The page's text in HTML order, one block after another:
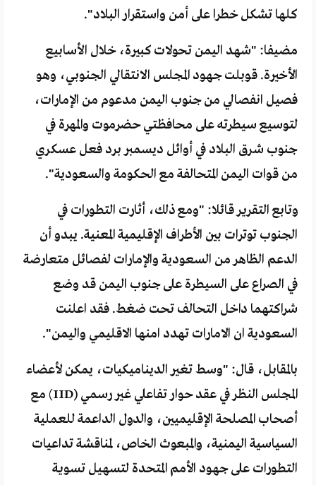
كلها تشكل خطرا على أمن واستقرار البلاد".
مضيفا: "شهد اليمن تحولات كبيرة، خلال الأسابيع
الأخيرة. قوبلت جهود المجلس الانتقالي الجنوبي، وهو
فصيل انفصالي من جنوب اليمن مدعوم من الإمارات،
لتوسيع سيطرته على محافظتي حضرموت والمهرة في
جنوب شرق البلاد في أوائل ديسمبر برد فعل عسكري
من قوات اليمن المتحالفة مع الحكومة والسعودية".
وتابع التقرير قائلا: "ومع ذلك، أثارت التطورات في
الجنوب توترات بين الأطراف الإقليمية المعنية. يبدو أن
الدعم الظاهر من السعودية والإمارات لفصائل متعارضة
في الصراع على السيطرة على جنوب اليمن قد وضع
شراكتهما داخل التحالف تحت ضغط. فقد اعلنت
السعودية ان الامارات تهدد امنها الاقليمي واليمن".
بالمقابل، قال: "وسط تغير الديناميكيات، يمكن لأعضاء
المجلس النظر في عقد حوار تفاعلي غير رسمي (IID) مع
أصحاب المصلحة الإقليميين، والدول الداعمة للعملية
السياسية اليمنية، والمبعوث الخاص، لمناقشة تداعيات
التطورات على جهود الأمم المتحدة لتسهيل تسوية